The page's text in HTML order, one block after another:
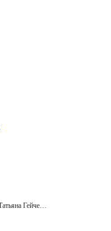
Сотрудница музея-заповедника «Михайловское» Татьяна Гейченко выиграла грант Президента РФ